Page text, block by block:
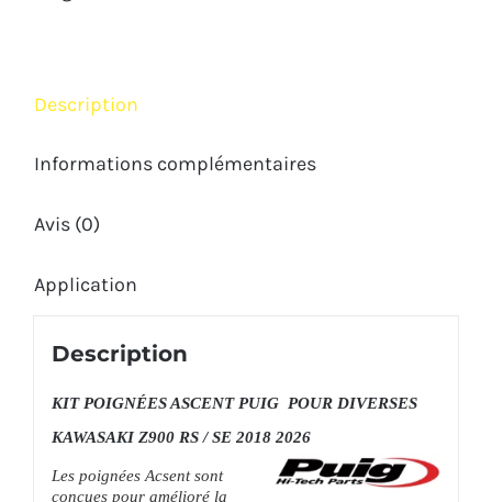
Description
Informations complémentaires
Avis (0)
Application
Description
KIT POIGNÉES ASCENT PUIG POUR DIVERSES
KAWASAKI Z900 RS / SE 2018 2026
Les poignées Acsent sont
conçues pour amélioré la